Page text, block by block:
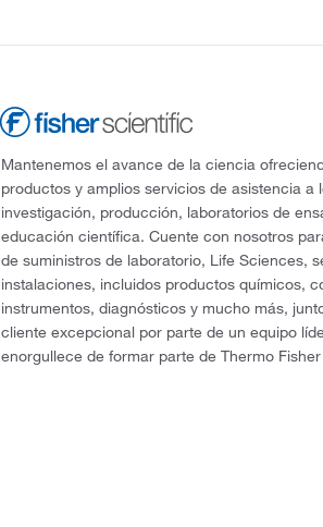
Mantenemos el avance de la ciencia
productos y amplios servicios de asistencia a
investigación, producción, laboratorios de
educación científica. Cuente con nosotros
de suministros de laboratorio, Life Sciences,
instalaciones, incluidos productos químicos,
instrumentos, diagnósticos y mucho más,
cliente excepcional por parte de un equipo
enorgullece de formar parte de Thermo